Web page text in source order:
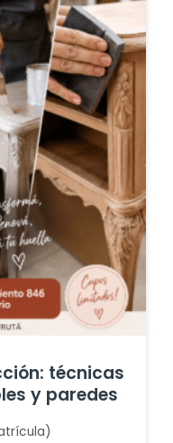
técnicas
y paredes